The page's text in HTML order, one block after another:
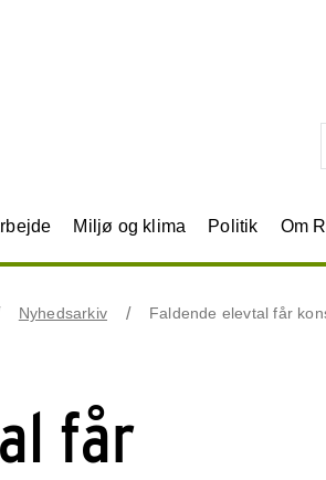
Miljø og klima Politik Om
Nyhedsarkiv Faldende elevtal får
får